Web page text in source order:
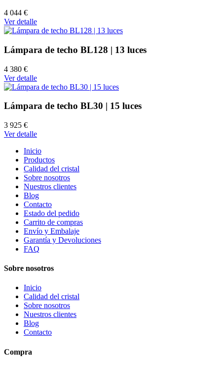
4 044 €
Ver detalle
Lámpara de techo BL128 | 13 luces
4 380 €
Ver detalle
Lámpara de techo BL30 | 15 luces
3 925 €
Ver detalle
Inicio
Productos
Calidad del cristal
Sobre nosotros
Nuestros clientes
Blog
Contacto
Estado del pedido
Carrito de compras
Envío y Embalaje
Garantía y Devoluciones
FAQ
Sobre nosotros
Inicio
Calidad del cristal
Sobre nosotros
Nuestros clientes
Blog
Contacto
Compra